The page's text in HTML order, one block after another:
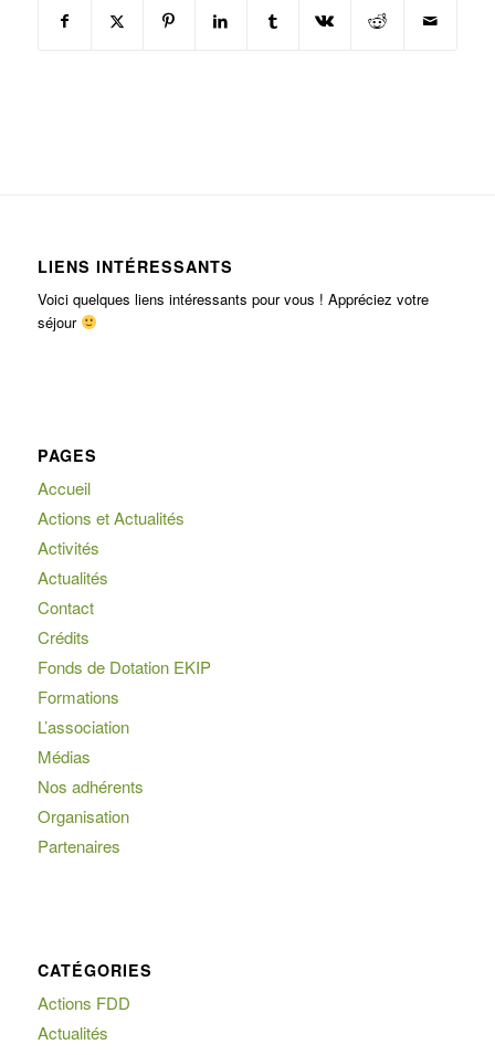
LIENS INTÉRESSANTS
Voici quelques liens intéressants pour vous ! Appréciez votre
séjour
PAGES
Accueil
Actions et Actualités
Activités
Actualités
Contact
Crédits
Fonds de Dotation EKIP
Formations
L’association
Médias
Nos adhérents
Organisation
Partenaires
CATÉGORIES
Actions FDD
Actualités